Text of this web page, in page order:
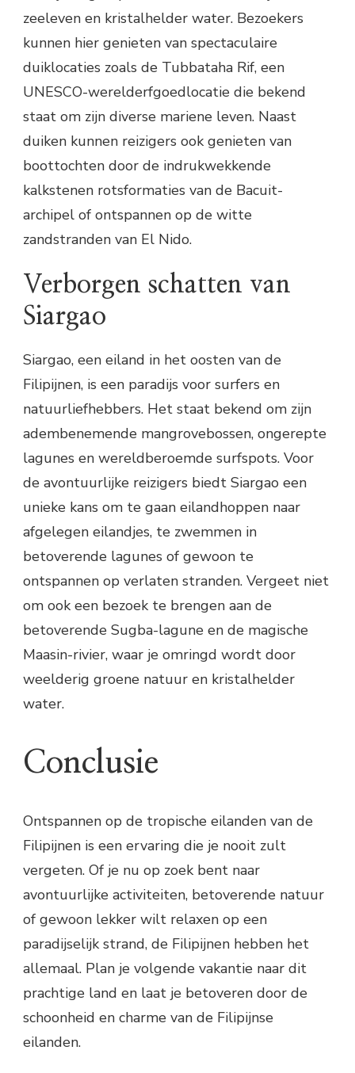
zeeleven en kristalhelder water. Bezoekers
kunnen hier genieten van spectaculaire
duiklocaties zoals de Tubbataha Rif, een
UNESCO-werelderfgoedlocatie die bekend
staat om zijn diverse mariene leven. Naast
duiken kunnen reizigers ook genieten van
boottochten door de indrukwekkende
kalkstenen rotsformaties van de Bacuit-
archipel of ontspannen op de witte
zandstranden van El Nido.
Verborgen schatten van
Siargao
Siargao, een eiland in het oosten van de
Filipijnen, is een paradijs voor surfers en
natuurliefhebbers. Het staat bekend om zijn
adembenemende mangrovebossen, ongerepte
lagunes en wereldberoemde surfspots. Voor
de avontuurlijke reizigers biedt Siargao een
unieke kans om te gaan eilandhoppen naar
afgelegen eilandjes, te zwemmen in
betoverende lagunes of gewoon te
ontspannen op verlaten stranden. Vergeet niet
om ook een bezoek te brengen aan de
betoverende Sugba-lagune en de magische
Maasin-rivier, waar je omringd wordt door
weelderig groene natuur en kristalhelder
water.
Conclusie
Ontspannen op de tropische eilanden van de
Filipijnen is een ervaring die je nooit zult
vergeten. Of je nu op zoek bent naar
avontuurlijke activiteiten, betoverende natuur
of gewoon lekker wilt relaxen op een
paradijselijk strand, de Filipijnen hebben het
allemaal. Plan je volgende vakantie naar dit
prachtige land en laat je betoveren door de
schoonheid en charme van de Filipijnse
eilanden.